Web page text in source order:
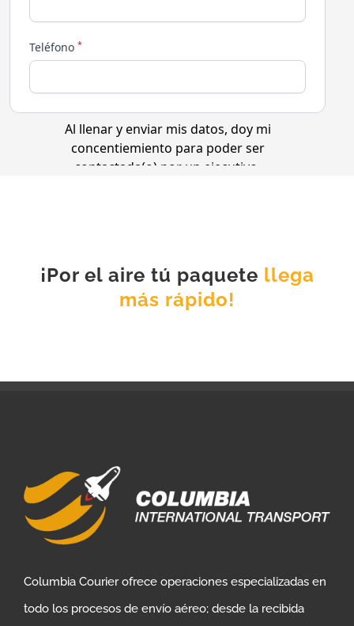
¡Por el aire tú paquete llega
más rápido!
Columbia Courier ofrece operaciones especializadas en
todo los procesos de envío aéreo; desde la recibida